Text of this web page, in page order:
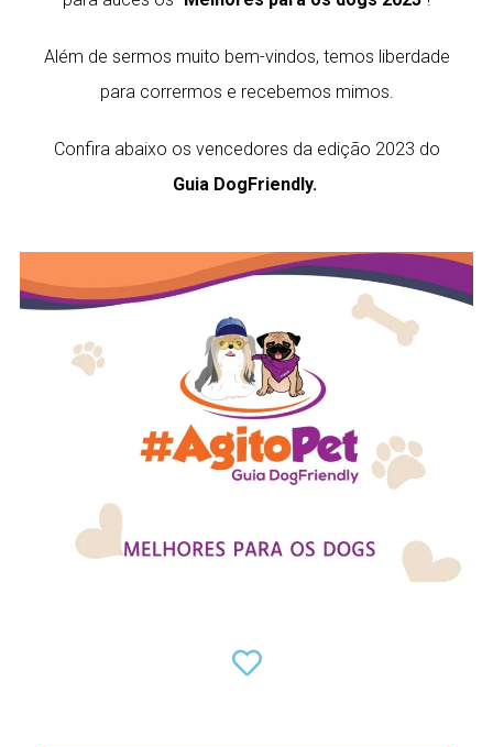
Além de sermos muito bem-vindos, temos liberdade
para corrermos e recebemos mimos.
Confira abaixo os vencedores da edição 2023 do
Guia DogFriendly.